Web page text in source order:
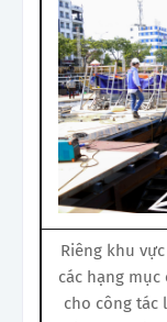
Riêng khu
các hạng
cho công tác